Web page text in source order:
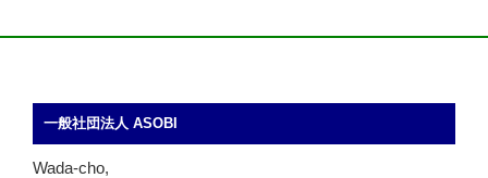
一般社団法人 ASOBI
Wada-cho,